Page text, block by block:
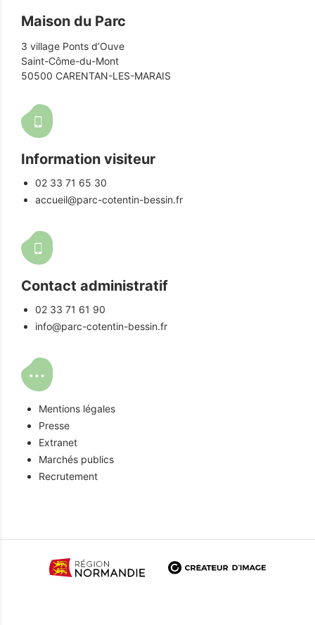
Maison du Parc
3 village Ponts d’Ouve
Saint-Côme-du-Mont
50500 CARENTAN-LES-MARAIS
Information visiteur
02 33 71 65 30
accueil@parc-cotentin-bessin.fr
Contact administratif
02 33 71 61 90
info@parc-cotentin-bessin.fr
Mentions légales
Presse
Extranet
Marchés publics
Recrutement